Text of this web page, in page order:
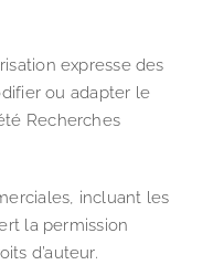
expresse des
ou adapter le
Recherches
incluant les
la permission
d’auteur.